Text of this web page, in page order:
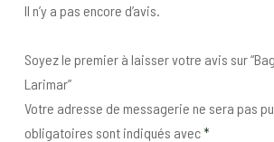
Il n’y a pas encore d’avis.
Soyez le premier à laisser votre avis sur
Larimar”
Votre adresse de messagerie ne sera pas
obligatoires sont indiqués avec*